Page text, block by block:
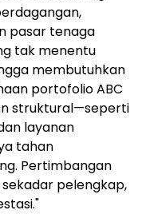
pasar tenaga
tak menentu
membutuhkan
portofolio ABC
struktural—seperti
layanan
tahan
Pertimbangan
pelengkap,